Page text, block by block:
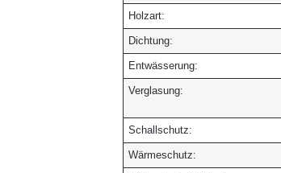
Holzart:
Dichtung:
Entwässerung:
Verglasung:
Schallschutz:
Wärmeschutz: